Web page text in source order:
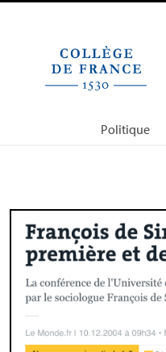
Politique